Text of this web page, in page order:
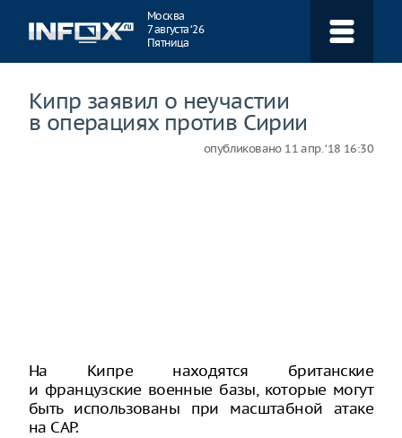
Москва
7 августа ‘26
Пятница
Кипр заявил о неучастии
в операциях против Сирии
опубликовано 11 апр. ‘18 16:30
На Кипре находятся британские
и французские военные базы, которые могут
быть использованы при масштабной атаке
на САР.